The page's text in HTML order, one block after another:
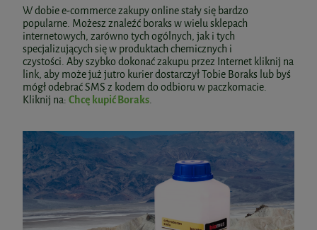
W dobie e-commerce zakupy online stały się bardzo
popularne. Możesz znaleźć boraks w wielu sklepach
internetowych, zarówno tych ogólnych, jak i tych
specjalizujących się w produktach chemicznych i
czystości. Aby szybko dokonać zakupu przez Internet kliknij na
link, aby może już jutro kurier dostarczył Tobie Boraks lub byś
mógł odebrać SMS z kodem do odbioru w paczkomacie.
Kliknij na: Chcę kupić Boraks.